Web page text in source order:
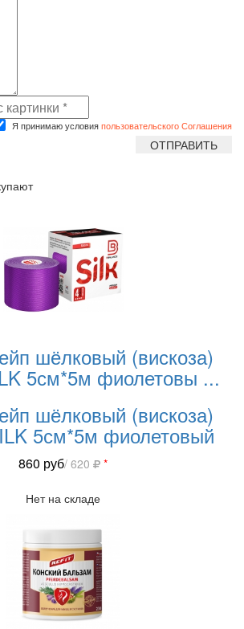
Я принимаю условияпользовательского Соглашения
шёлковый (вискоза)
5см*5м фиолетовы ...
шёлковый (вискоза)
5см*5м фиолетовый
860 руб/ 620 *
Нет на складе